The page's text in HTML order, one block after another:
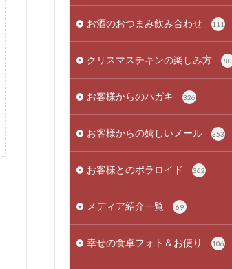
お酒のおつまみ飲み合わせ 111
クリスマスチキンの楽しみ方 80
お客様からのハガキ 326
お客様からの嬉しいメール 353
お客様とのポラロイド 362
メディア紹介一覧 69
幸せの食卓フォト＆お便り 106